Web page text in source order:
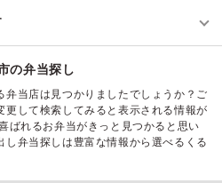
の弁当探し
弁当店は見つかりましたでしょうか？ご
更して検索してみると表示される情報が
ばれるお弁当がきっと見つかると思い
し弁当探しは豊富な情報から選べるくる